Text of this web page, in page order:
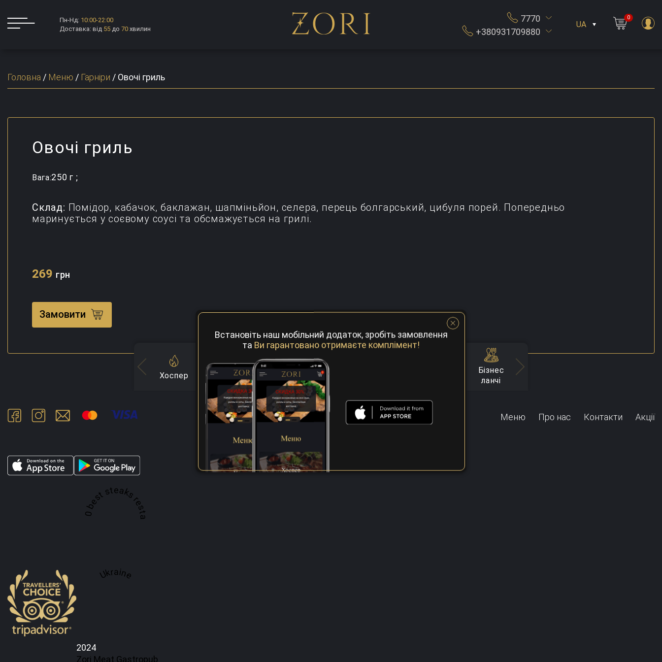
Пн-Нд: 10:00-22:00
Доставка: від 55 до 70 хвилин
7770
+380931709880
UA
0
Головна / Меню / Гарніри / Овочі гриль
Овочі гриль
Вага:250 г ;
Склад: Помідор, кабачок, баклажан, шапміньйон, селера, перець болгарський, цибуля порей. Попередньо
маринується у соєвому соусі та обсмажується на грилі.
269 грн
Замовити
Хоспер Суші Закуски Салати
Бізнес
ланчі
Меню Про нас Контакти Акції
A top 100 best steaks restaurant in
Ukraine
2024
Zori Meat Gastropub
Встановіть наш мобільний додаток, зробіть замовлення
та Ви гарантовано отримаєте комплімент!